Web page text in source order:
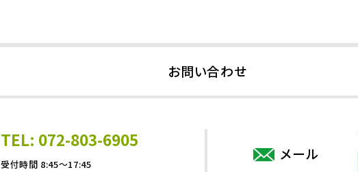
お問い合わせ
TEL: 072-803-6905
受付時間 8:45～17:45
メール